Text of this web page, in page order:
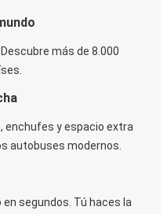
más de 8.000
enchufes y espacio extra
autobuses modernos.
segundos. Tú haces la